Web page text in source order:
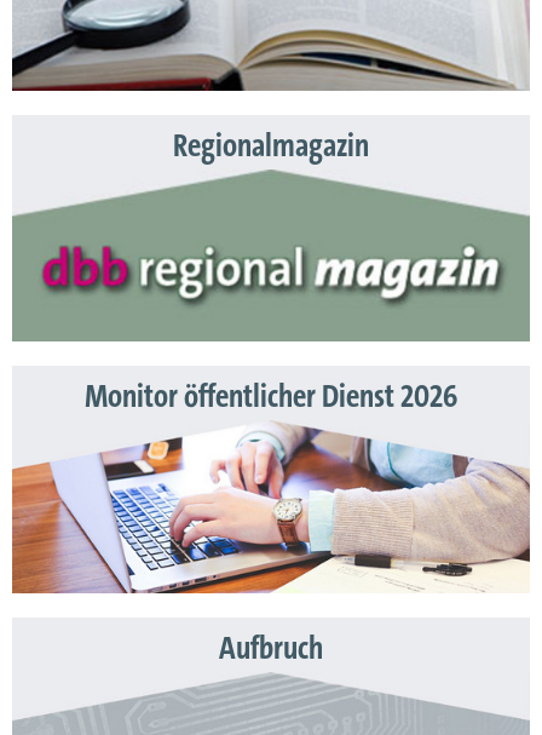
Regionalmagazin
Monitor öffentlicher Dienst 2026
Aufbruch